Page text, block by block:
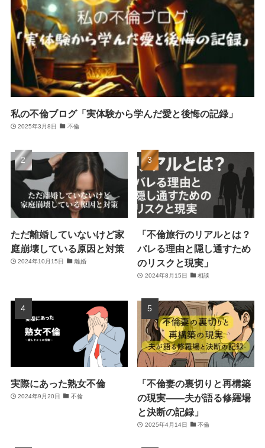
私の不倫ブログ「実体験から学んだ愛と後悔の記録」
2025年3月8日 不倫
ただ離婚していないけど家
庭崩壊している原因と対策
2024年10月15日 離婚
「不倫旅行のリアルとは？
バレる理由と隠し通すため
のリスクと現実」
2024年8月15日 相談
実際にあった熟女不倫
2024年9月20日 不倫
「不倫妻の裏切りと再構築
の現実――夫が語る修羅場
と決断の記録」
2025年4月14日 不倫